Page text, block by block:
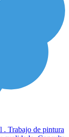
. Trabajo de pintura